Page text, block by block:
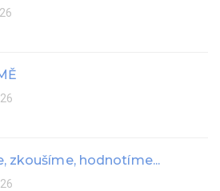
zkoušíme, hodnotíme...